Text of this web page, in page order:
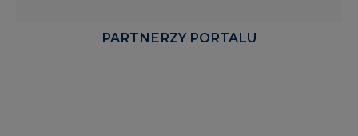
PARTNERZY PORTALU